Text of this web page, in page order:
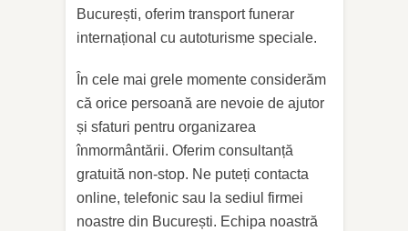
București, oferim transport funerar
internațional cu autoturisme speciale.
În cele mai grele momente considerăm
că orice persoană are nevoie de ajutor
și sfaturi pentru organizarea
înmormântării. Oferim consultanță
gratuită non-stop. Ne puteți contacta
online, telefonic sau la sediul firmei
noastre din București. Echipa noastră